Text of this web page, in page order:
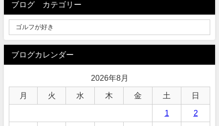
ブログ カテゴリー
ブログカレンダー
2026年8月
月 火 水 木 金 土 日
1 2